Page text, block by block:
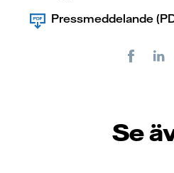
Pressmeddelande
Se